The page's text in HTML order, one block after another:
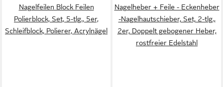
Nagelfeilen Block Feilen
Polierblock, Set, 5-tlg., 5er,
Schleifblock, Polierer, Acrylnägel
Nagelheber + Feile - Eckenheber
-Nagelhautschieber, Set, 2-tlg.,
2er, Doppelt gebogener Heber,
rostfreier Edelstahl